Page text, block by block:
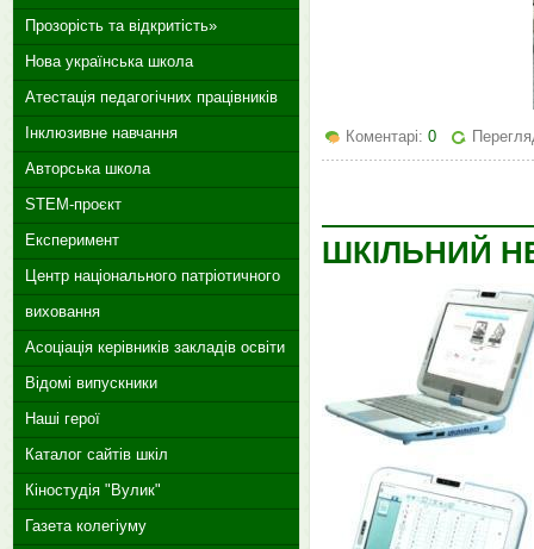
Коментарі: 0
ШКІЛЬНИЙ
Прозорість та відкритість»
Нова українська школа
Атестація педагогічних працівників
Інклюзивне навчання
Авторська школа
STEM-проєкт
Експеримент
Центр національного патріотичного
виховання
Асоціація керівників закладів освіти
Відомі випускники
Наші герої
Каталог сайтів шкіл
Кіностудія "Вулик"
Газета колегіуму